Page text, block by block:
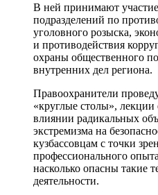
В ней принимают
подразделений по
уголовного розыска,
и противодействия
охраны общественного
внутренних дел региона.
Правоохранители
«круглые столы», лекции
влиянии радикальных
экстремизма на
кузбассовцам с точки
профессионального
насколько опасны такие
деятельности.